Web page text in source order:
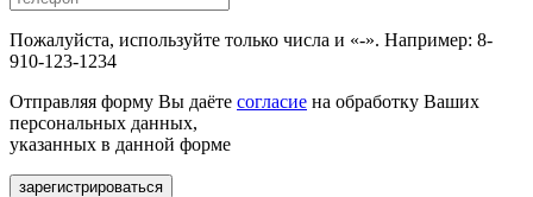
Пожалуйста, используйте только числа и «-». Например: 8-
910-123-1234
Отправляя форму Вы даёте согласие на обработку Ваших
персональных данных,
указанных в данной форме
зарегистрироваться